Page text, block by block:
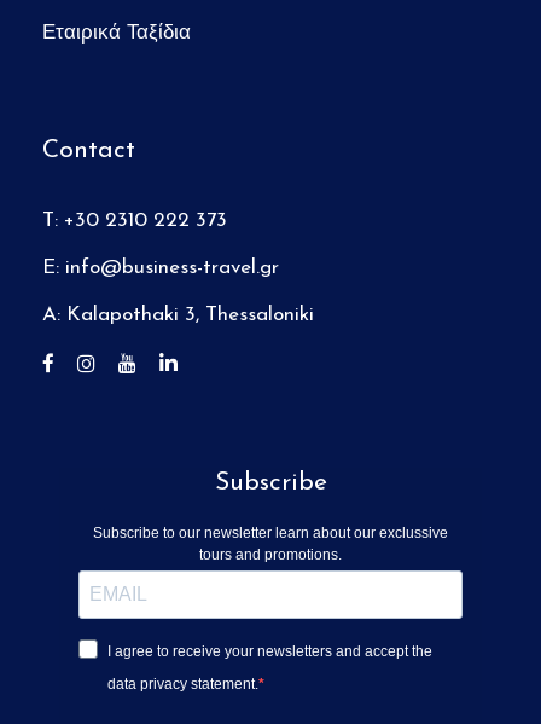
Εταιρικά Ταξίδια
Contact
T: +30 2310 222 373
E: info@business-travel.gr
A: Kalapothaki 3, Thessaloniki
Subscribe
Subscribe to our newsletter learn about our exclussive
tours and promotions.
I agree to receive your newsletters and accept the
data privacy statement.